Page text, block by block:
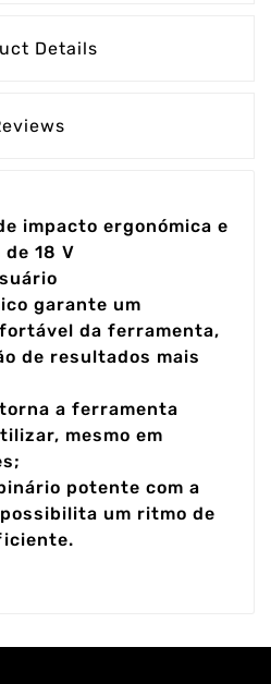
Details
impacto ergonómica e
18 V
garante um
da ferramenta,
de resultados mais
a ferramenta
mesmo em
potente com a
um ritmo de